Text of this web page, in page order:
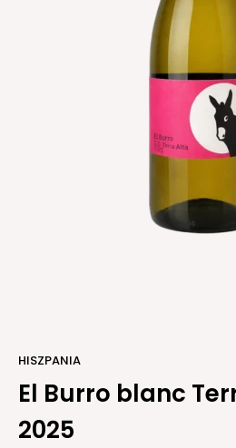
HISZPANIA
El Burro blanc
2025